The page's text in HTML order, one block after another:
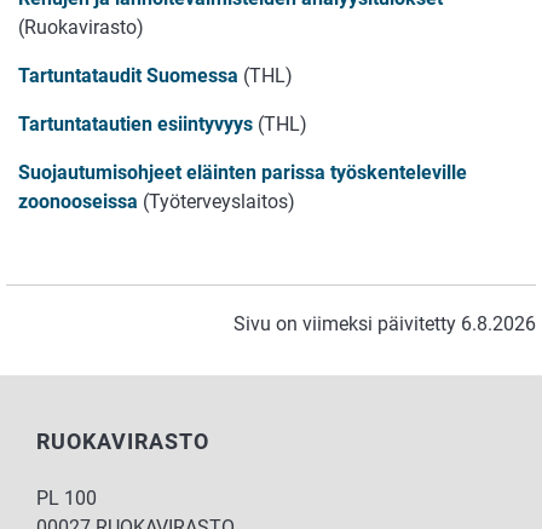
(Ruokavirasto)
Tartuntataudit Suomessa (THL)
Tartuntatautien esiintyvyys (THL)
Suojautumisohjeet eläinten parissa työskenteleville
zoonooseissa (Työterveyslaitos)
Sivu on viimeksi päivitetty 6.8.2026
RUOKAVIRASTO
PL 100